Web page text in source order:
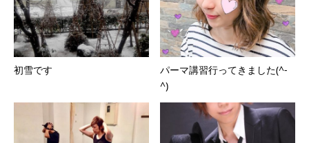
初雪です
パーマ講習行ってきました(^-
^)